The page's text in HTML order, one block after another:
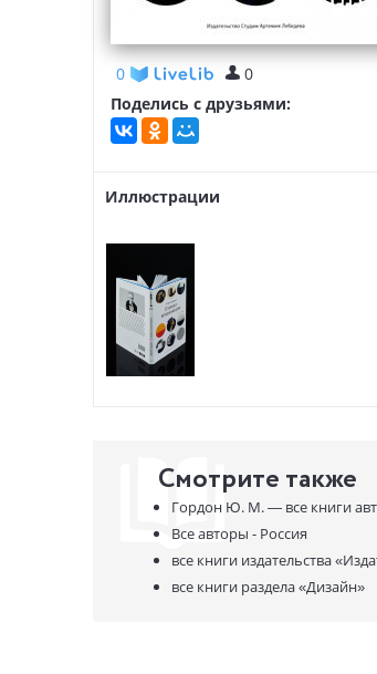
0
0
Поделись с друзьями:
Иллюстрации
Смотрите также
Гордон Ю. М. — все книги
Все авторы - Россия
все книги издательства
все книги раздела«Дизайн»